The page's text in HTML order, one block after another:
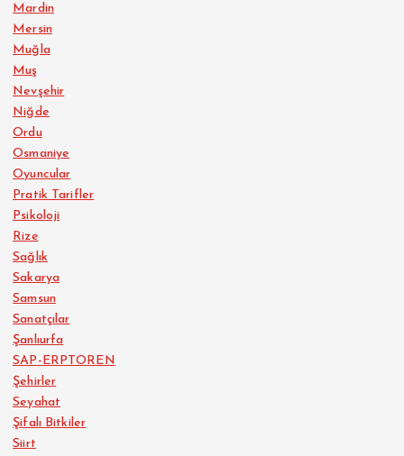
Mardin
Mersin
Muğla
Muş
Nevşehir
Niğde
Ordu
Osmaniye
Oyuncular
Pratik Tarifler
Psikoloji
Rize
Sağlık
Sakarya
Samsun
Sanatçılar
Şanlıurfa
SAP-ERPTOREN
Şehirler
Seyahat
Şifalı Bitkiler
Siirt